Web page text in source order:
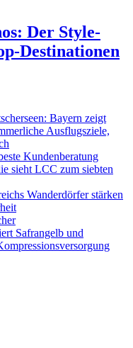
Der Style-
Destinationen
Bayern zeigt
Ausflugsziele,
Kundenberatung
sieht LCC zum siebten
Wanderdörfer stärken
Safrangelb und